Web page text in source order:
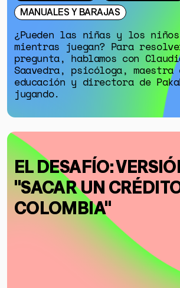
MANUALES Y BARAJAS
¿Pueden las niñas y los
mientras juegan? Para
pregunta, hablamos con
Saavedra, psicóloga, maestra
educación y directora de
jugando.
EL DESAFÍO:
"SACAR UN
COLOMBIA"